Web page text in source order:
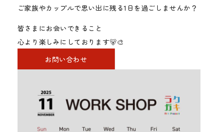
ご家族やカップルで思い出に残る1日を過ごしませんか？
皆さまにお会いできること
心より楽しみにしております🐻🎨
お問い合わせ